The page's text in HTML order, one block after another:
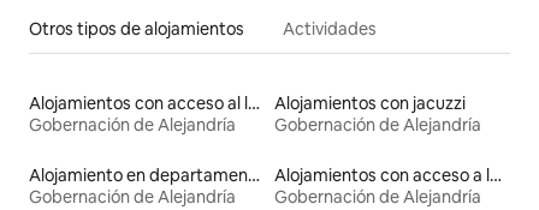
Otros tipos de alojamientos Actividades
Alojamientos con acceso al lago
Gobernación de Alejandría
Alojamientos con jacuzzi
Gobernación de Alejandría
Alojamiento en departamentos
Gobernación de Alejandría
Alojamientos con acceso a las pistas de esquí
Gobernación de Alejandría